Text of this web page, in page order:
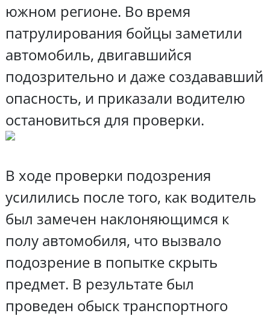
южном регионе. Во время
патрулирования бойцы заметили
автомобиль, двигавшийся
подозрительно и даже создававший
опасность, и приказали водителю
остановиться для проверки.
В ходе проверки подозрения
усилились после того, как водитель
был замечен наклоняющимся к
полу автомобиля, что вызвало
подозрение в попытке скрыть
предмет. В результате был
проведен обыск транспортного